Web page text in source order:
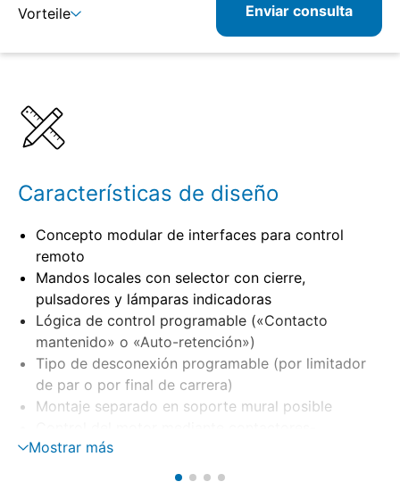
Vorteile Enviar consulta
Características de diseño
Concepto modular de interfaces para control
remoto
Mandos locales con selector con cierre,
pulsadores y lámparas indicadoras
Lógica de control programable («Contacto
mantenido» o «Auto-retención»)
Tipo de desconexión programable (por limitador
de par o por final de carrera)
Montaje separado en soporte mural posible
inversores o tiristores (opción)
Vigilancia de fase con corrección automática de
Mostrar más